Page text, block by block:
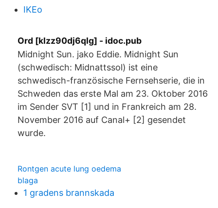
IKEo
Ord [klzz90dj6qlg] - idoc.pub
Midnight Sun. jako Eddie. Midnight Sun
(schwedisch: Midnattssol) ist eine
schwedisch-französische Fernsehserie, die in
Schweden das erste Mal am 23. Oktober 2016
im Sender SVT [1] und in Frankreich am 28.
November 2016 auf Canal+ [2] gesendet
wurde.
Rontgen acute lung oedema
blaga
1 gradens brannskada